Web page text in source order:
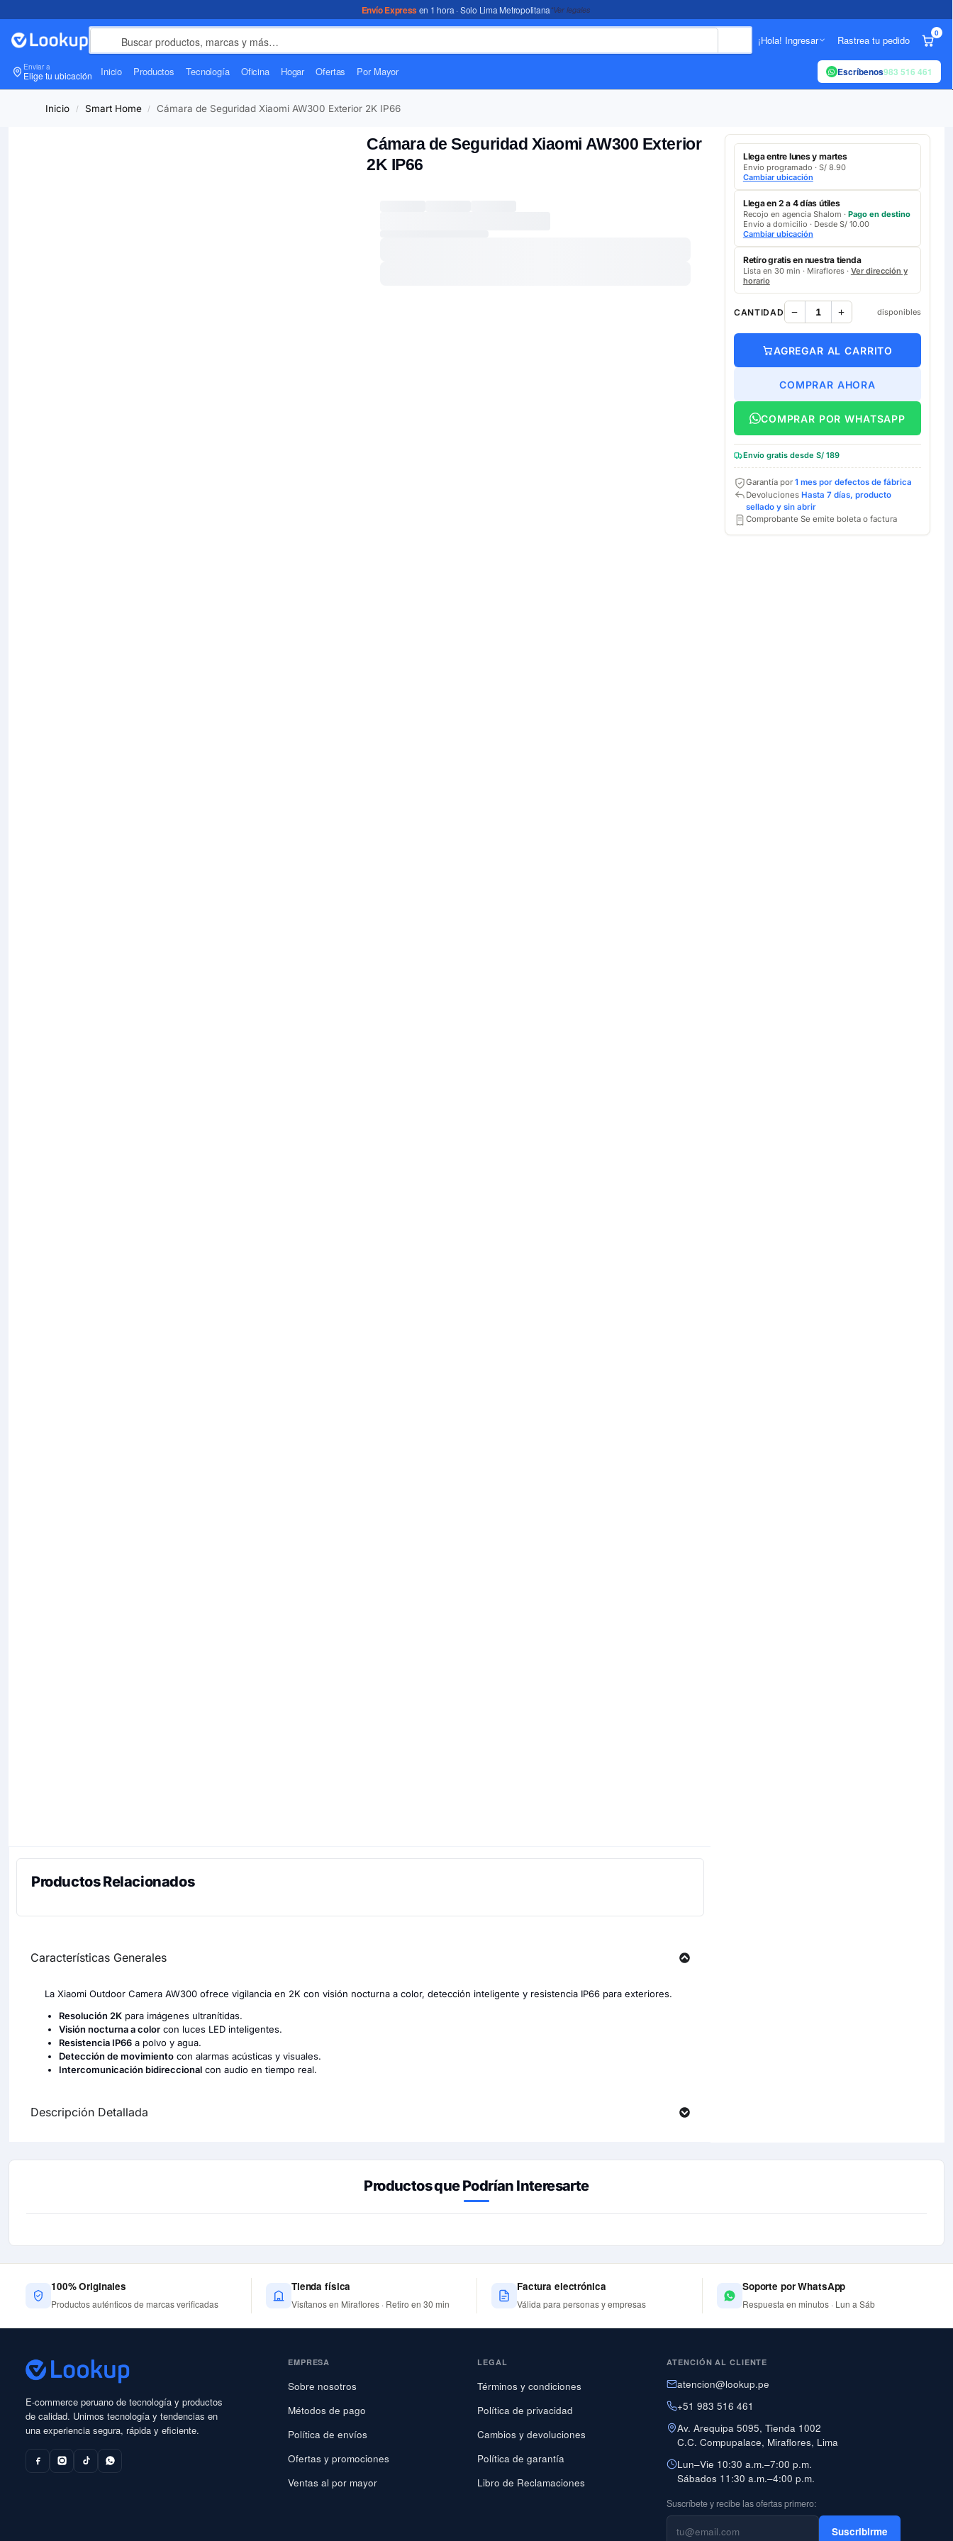
Envío Expressen 1 hora · Solo Lima Metropolitana*Ver legales
¡Hola! Ingresar Rastrea tu pedido
0
Enviar a
Elige tu ubicación Inicio Productos Tecnología Oficina Hogar Ofertas Por Mayor Escríbenos983 516 461
Inicio / Smart Home / Cámara de Seguridad Xiaomi AW300 Exterior 2K IP66
Cámara de Seguridad Xiaomi AW300 Exterior
2K IP66
Productos Relacionados
Características Generales
La Xiaomi Outdoor Camera AW300 ofrece vigilancia en 2K con visión nocturna a color, detección inteligente y resistencia IP66 para exteriores.
Resolución 2K para imágenes ultranítidas.
Visión nocturna a color con luces LED inteligentes.
Resistencia IP66 a polvo y agua.
Detección de movimiento con alarmas acústicas y visuales.
Intercomunicación bidireccional con audio en tiempo real.
Descripción Detallada
Llega entre lunes y martes
Envío programado · S/ 8.90
Cambiar ubicación
Llega en 2 a 4 días útiles
Recojo en agencia Shalom · Pago en destino
Envío a domicilio · Desde S/ 10.00
Cambiar ubicación
Retíro gratis en nuestra tienda
Lista en 30 min · Miraflores · Ver dirección y
horario
CANTIDAD disponibles
AGREGAR AL CARRITO
COMPRAR AHORA
COMPRAR POR WHATSAPP
Envío gratis desde S/ 189
Garantía por 1 mes por defectos de fábrica
Devoluciones Hasta 7 días, producto
sellado y sin abrir
Comprobante Se emite boleta o factura
Productos que Podrían Interesarte
100% Originales
Productos auténticos de marcas verificadas
Tienda física
Visítanos en Miraflores · Retiro en 30 min
Factura electrónica
Válida para personas y empresas
Soporte por WhatsApp
Respuesta en minutos · Lun a Sáb
E-commerce peruano de tecnología y productos
de calidad. Unimos tecnología y tendencias en
una experiencia segura, rápida y eficiente.
EMPRESA
Sobre nosotros
Métodos de pago
Política de envíos
Ofertas y promociones
Ventas al por mayor
LEGAL
Términos y condiciones
Política de privacidad
Cambios y devoluciones
Política de garantía
Libro de Reclamaciones
ATENCIÓN AL CLIENTE
atencion@lookup.pe
+51 983 516 461
Av. Arequipa 5095, Tienda 1002
C.C. Compupalace, Miraflores, Lima
Lun–Vie 10:30 a.m.–7:00 p.m.
Sábados 11:30 a.m.–4:00 p.m.
Suscríbete y recibe las ofertas primero:
Suscribirme